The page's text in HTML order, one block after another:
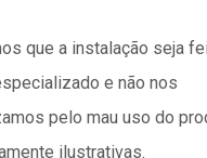
que a instalação seja
e não nos
pelo mau uso do
ilustrativas.